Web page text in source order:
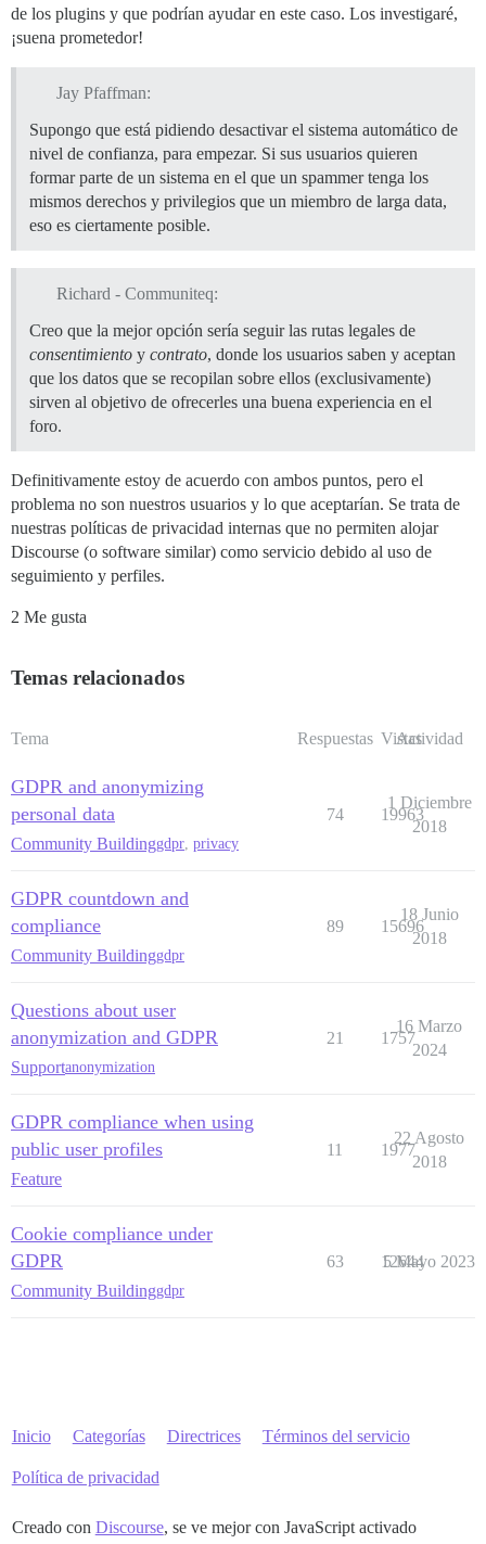
de los plugins y que podrían ayudar en este caso. Los investigaré,
¡suena prometedor!
Jay Pfaffman:
Supongo que está pidiendo desactivar el sistema automático de
nivel de confianza, para empezar. Si sus usuarios quieren
formar parte de un sistema en el que un spammer tenga los
mismos derechos y privilegios que un miembro de larga data,
eso es ciertamente posible.
Richard - Communiteq:
Creo que la mejor opción sería seguir las rutas legales de
consentimiento y contrato, donde los usuarios saben y aceptan
que los datos que se recopilan sobre ellos (exclusivamente)
sirven al objetivo de ofrecerles una buena experiencia en el
foro.
Definitivamente estoy de acuerdo con ambos puntos, pero el
problema no son nuestros usuarios y lo que aceptarían. Se trata de
nuestras políticas de privacidad internas que no permiten alojar
Discourse (o software similar) como servicio debido al uso de
seguimiento y perfiles.
2 Me gusta
Temas relacionados
Tema Respuestas Vistas
Actividad
GDPR and anonymizing
personal data
Community Buildinggdpr, privacy
74 19963
1 Diciembre
2018
GDPR countdown and
compliance
Community Buildinggdpr
89 15696
18 Junio
2018
Questions about user
anonymization and GDPR
Supportanonymization
21 1757
16 Marzo
2024
GDPR compliance when using
public user profiles
Feature
11 1977
22 Agosto
2018
Cookie compliance under
GDPR
Community Buildinggdpr
63 12644
5 Mayo 2023
Inicio Categorías Directrices Términos del servicio
Política de privacidad
Creado con Discourse, se ve mejor con JavaScript activado